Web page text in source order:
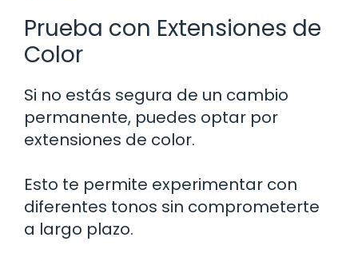
Prueba con Extensiones de
Color
Si no estás segura de un cambio
permanente, puedes optar por
extensiones de color.
Esto te permite experimentar con
diferentes tonos sin comprometerte
a largo plazo.